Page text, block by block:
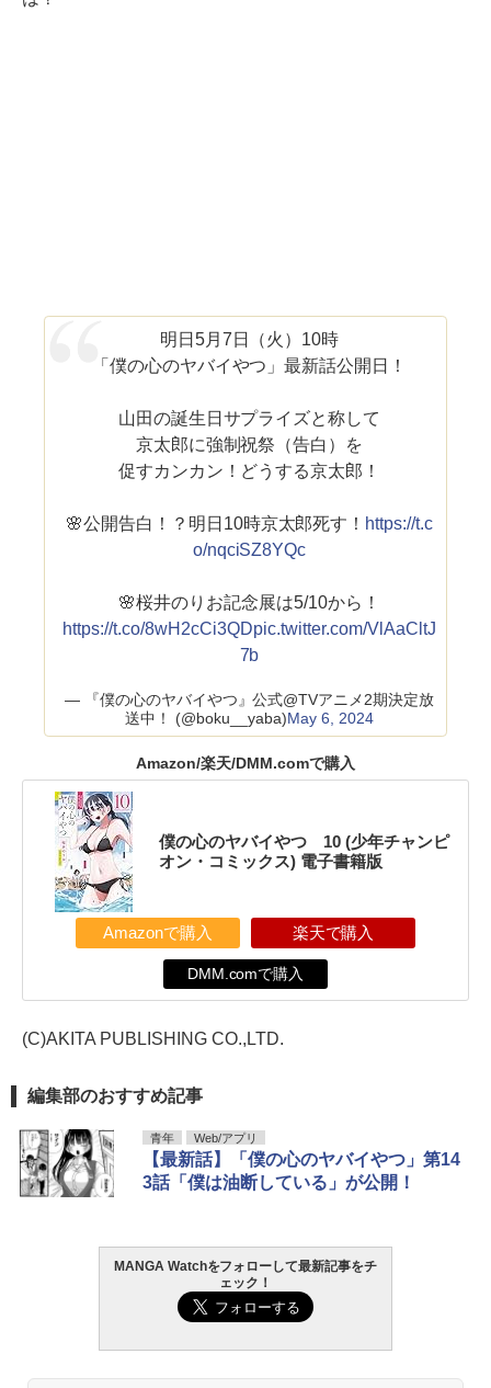
明日5月7日（火）10時
「僕の心のヤバイやつ」最新話公開日！
山田の誕生日サプライズと称して
京太郎に強制祝祭（告白）を
促すカンカン！どうする京太郎！
🌸公開告白！？明日10時京太郎死す！ https://t.c
o/nqciSZ8YQc
🌸桜井のりお記念展は5/10から！
https://t.co/8wH2cCi3QDpic.twitter.com/VlAaCltJ
7b
— 『僕の心のヤバイやつ』公式@TVアニメ2期決定放
送中！ (@boku__yaba)May 6, 2024
Amazon/楽天/DMM.comで購入
僕の心のヤバイやつ 10 (少年チャンピ
オン・コミックス) 電子書籍版
Amazonで購入 楽天で購入
DMM.comで購入
(C)AKITA PUBLISHING CO.,LTD.
編集部のおすすめ記事
青年 Web/アプリ
【最新話】「僕の心のヤバイやつ」第14
3話「僕は油断している」が公開！
MANGA Watchをフォローして最新記事をチ
ェック！